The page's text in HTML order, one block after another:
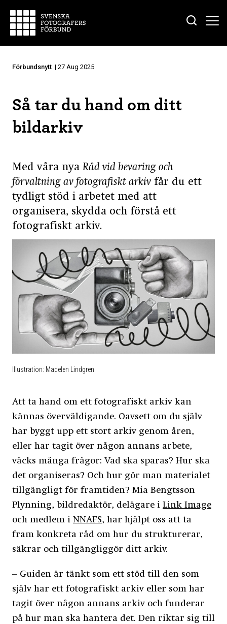
Förbundsnytt | 27 Aug 2025
Så tar du hand om ditt
bildarkiv
Med våra nyaRåd vid bevaring och
förvaltning av fotografiskt arkiv får du ett
tydligt stöd i arbetet med att
organisera, skydda och förstå ett
fotografiskt arkiv.
Illustration: Madelen Lindgren
Att ta hand om ett fotografiskt arkiv kan
kännas överväldigande. Oavsett om du själv
har byggt upp ett stort arkiv genom åren,
eller har tagit över någon annans arbete,
väcks många frågor: Vad ska sparas? Hur ska
det organiseras? Och hur gör man materialet
tillgängligt för framtiden? Mia Bengtsson
Plynning, bildredaktör, delägare i Link Image
och medlem i NNAFS, har hjälpt oss att ta
fram konkreta råd om hur du strukturerar,
säkrar och tillgängliggör ditt arkiv.
– Guiden är tänkt som ett stöd till den som
själv har ett fotografiskt arkiv eller som har
tagit över någon annans arkiv och funderar
på hur man ska hantera det. Den riktar sig till